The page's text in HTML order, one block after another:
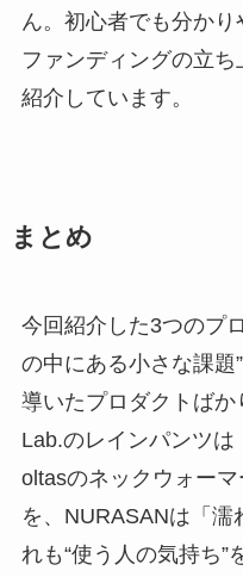
ん。初心者でも分か
ファンディングの立ち
紹介しています。
まとめ
今回紹介した3つのプ
の中にある小さな課題
導いたプロダクトば
Lab.のレインパンツは
oltasのネックウォーマ
を、NURASANは「
れも“使う人の気持ち